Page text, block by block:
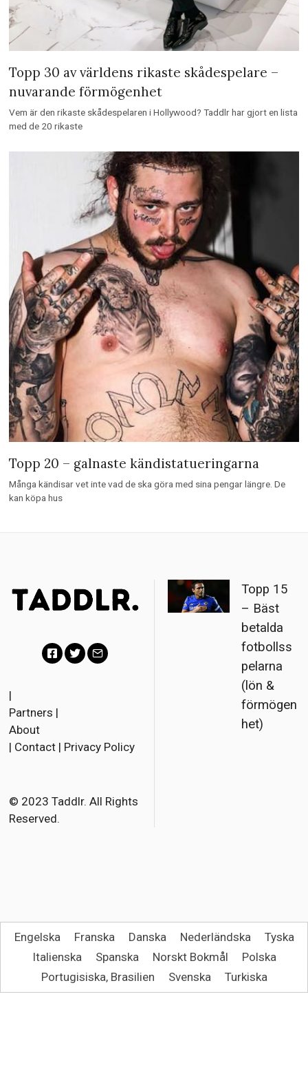
Topp 30 av världens rikaste skådespelare –
nuvarande förmögenhet
Vem är den rikaste skådespelaren i Hollywood? Taddlr har gjort en lista
med de 20 rikaste
Topp 20 – galnaste kändistatueringarna
Många kändisar vet inte vad de ska göra med sina pengar längre. De
kan köpa hus
c
o
k
r
l
|
Partners |
About
| Contact | Privacy Policy
© 2023 Taddlr. All Rights
Reserved.
Topp 15
– Bäst
betalda
fotbollss
pelarna
(lön &
förmögen
het)
Engelska Franska Danska Nederländska
Tyska
Italienska
Spanska Norskt Bokmål
Polska
Portugisiska, Brasilien
Svenska Turkiska